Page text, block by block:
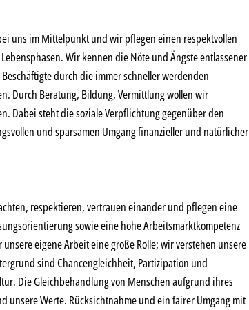
uns im Mittelpunkt und wir pflegen einen respektvollen
Wir kennen die Nöte und Ängste entlassener
durch die immer schneller werdenden
Durch Beratung, Bildung, Vermittlung wollen wir
Dabei steht die soziale Verpflichtung gegenüber den
und sparsamen Umgang finanzieller und natürlicher
respektieren, vertrauen einander und pflegen eine
sowie eine hohe Arbeitsmarktkompetenz
eigene Arbeit eine große Rolle; wir verstehen unsere
sind Chancengleichheit, Partizipation und
Die Gleichbehandlung von Menschen aufgrund ihres
unsere Werte. Rücksichtnahme und ein fairer Umgang mit